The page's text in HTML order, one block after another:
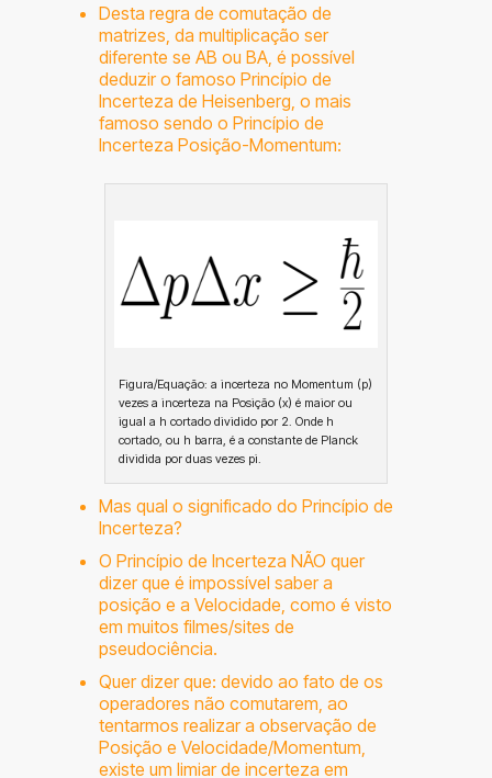
Desta regra de comutação de
matrizes, da multiplicação ser
diferente se AB ou BA, é possível
deduzir o famoso Princípio de
Incerteza de Heisenberg, o mais
famoso sendo o Princípio de
Incerteza Posição-Momentum:
Figura/Equação: a incerteza no Momentum (p)
vezes a incerteza na Posição (x) é maior ou
igual a h cortado dividido por 2. Onde h
cortado, ou h barra, é a constante de Planck
dividida por duas vezes pi.
Mas qual o significado do Princípio de
Incerteza?
O Princípio de Incerteza NÃO quer
dizer que é impossível saber a
posição e a Velocidade, como é visto
em muitos filmes/sites de
pseudociência.
Quer dizer que: devido ao fato de os
operadores não comutarem, ao
tentarmos realizar a observação de
Posição e Velocidade/Momentum,
existe um limiar de incerteza em